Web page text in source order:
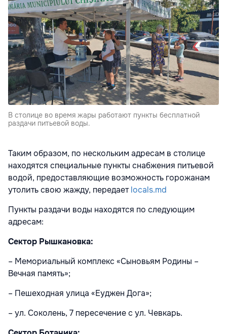
В столице во время жары работают пункты бесплатной
раздачи питьевой воды.
Таким образом, по нескольким адресам в столице
находятся специальные пункты снабжения питьевой
водой, предоставляющие возможность горожанам
утолить свою жажду, передаетlocals.md
Пункты раздачи воды находятся по следующим
адресам:
Сектор Рышкановка:
– Мемориальный комплекс «Сыновьям Родины –
Вечная память»;
– Пешеходная улица «Еуджен Дога»;
– ул. Соколень, 7 пересечение с ул. Чевкарь.